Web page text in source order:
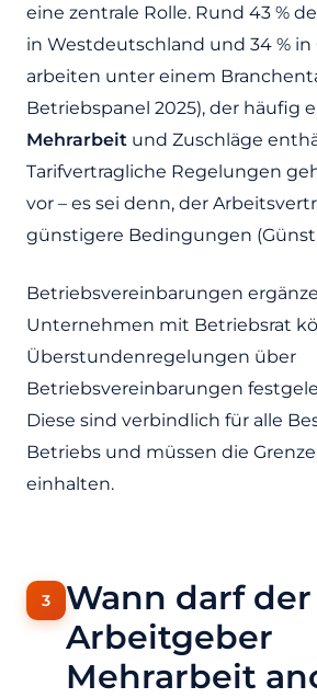
eine zentrale Rolle. Rund 43 %
in Westdeutschland und 34 %
arbeiten unter einem
Betriebspanel 2025), der häufig
Mehrarbeit und Zuschläge
Tarifvertragliche Regelungen
vor – es sei denn, der
günstigere Bedingungen
Betriebsvereinbarungen
Unternehmen mit Betriebsrat
Überstundenregelungen über
Betriebsvereinbarungen
Diese sind verbindlich für alle
Betriebs und müssen die
einhalten.
Wann darf der
Arbeitgeber
Mehrarbeit